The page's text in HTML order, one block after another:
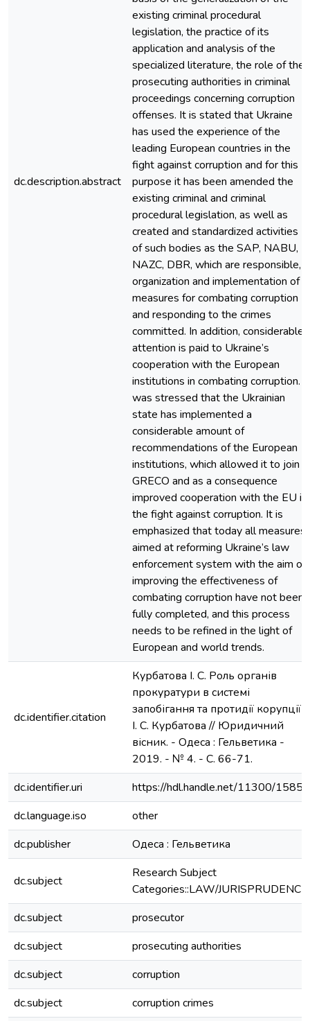
dc.description.abstract
existing criminal procedural
legislation, the practice of its
application and analysis of the
specialized literature, the role of the
prosecuting authorities in criminal
proceedings concerning corruption
offenses. It is stated that Ukraine
has used the experience of the
leading European countries in the
fight against corruption and for this
purpose it has been amended the
existing criminal and criminal
procedural legislation, as well as
created and standardized activities
of such bodies as the SAP, NABU,
NAZC, DBR, which are responsible,
organization and implementation of
measures for combating corruption
and responding to the crimes
committed. In addition, considerable
attention is paid to Ukraine’s
cooperation with the European
institutions in combating corruption. It
was stressed that the Ukrainian
state has implemented a
considerable amount of
recommendations of the European
institutions, which allowed it to join
GRECO and as a consequence
improved cooperation with the EU in
the fight against corruption. It is
emphasized that today all measures
aimed at reforming Ukraine’s law
enforcement system with the aim of
improving the effectiveness of
combating corruption have not been
fully completed, and this process
needs to be refined in the light of
European and world trends.
dc.identifier.citation
Курбатова І. С. Роль органів
прокуратури в системі
запобігання та протидії корупції /
І. С. Курбатова // Юридичний
вісник. - Одеса : Гельветика -
2019. - № 4. - С. 66-71.
dc.identifier.uri
https://hdl.handle.net/11300/15855
dc.language.iso
other
dc.publisher
Одеса : Гельветика
dc.subject
Research Subject
Categories::LAW/JURISPRUDENCE
dc.subject
prosecutor
dc.subject
prosecuting authorities
dc.subject
corruption
dc.subject
corruption crimes